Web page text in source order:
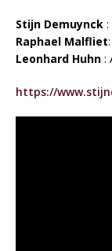
Stijn Demuynck :
Raphael Malfliet
Leonhard Huhn :
https://